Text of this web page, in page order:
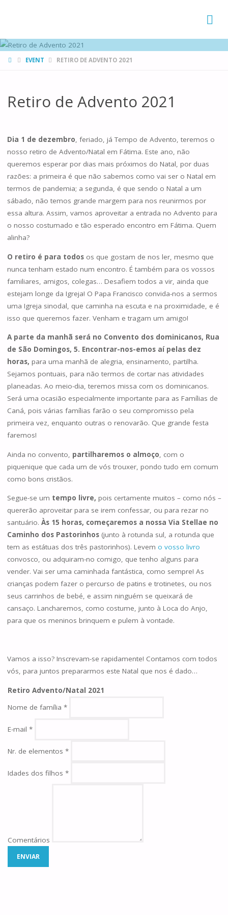
HOMEEVENT RETIRO DE ADVENTO 2021
Retiro de Advento 2021
Dia 1 de dezembro, feriado, já Tempo de Advento, teremos o
nosso retiro de Advento/Natal em Fátima. Este ano, não
queremos esperar por dias mais próximos do Natal, por duas
razões: a primeira é que não sabemos como vai ser o Natal em
termos de pandemia; a segunda, é que sendo o Natal a um
sábado, não temos grande margem para nos reunirmos por
essa altura. Assim, vamos aproveitar a entrada no Advento para
o nosso costumado e tão esperado encontro em Fátima. Quem
alinha?
O retiro é para todosos que gostam de nos ler, mesmo que
nunca tenham estado num encontro. É também para os vossos
familiares, amigos, colegas… Desafiem todos a vir, ainda que
estejam longe da Igreja! O Papa Francisco convida-nos a sermos
uma Igreja sinodal, que caminha na escuta e na proximidade, e é
isso que queremos fazer. Venham e tragam um amigo!
A parte da manhã será no Convento dos dominicanos, Rua
de São Domingos, 5. Encontrar-nos-emos aí pelas dez
horas, para uma manhã de alegria, ensinamento, partilha.
Sejamos pontuais, para não termos de cortar nas atividades
planeadas. Ao meio-dia, teremos missa com os dominicanos.
Será uma ocasião especialmente importante para as Famílias de
Caná, pois várias famílias farão o seu compromisso pela
primeira vez, enquanto outras o renovarão. Que grande festa
faremos!
Ainda no convento, partilharemos o almoço, com o
piquenique que cada um de vós trouxer, pondo tudo em comum
como bons cristãos.
Segue-se um tempo livre, pois certamente muitos – como nós –
quererão aproveitar para se irem confessar, ou para rezar no
santuário. Às 15 horas, começaremos a nossa Via Stellae no
Caminho dos Pastorinhos(junto à rotunda sul, a rotunda que
tem as estátuas dos três pastorinhos). Levem o vosso livro
convosco, ou adquiram-no comigo, que tenho alguns para
vender. Vai ser uma caminhada fantástica, como sempre! As
crianças podem fazer o percurso de patins e trotinetes, ou nos
seus carrinhos de bebé, e assim ninguém se queixará de
cansaço. Lancharemos, como costume, junto à Loca do Anjo,
para que os meninos brinquem e pulem à vontade.
Vamos a isso? Inscrevam-se rapidamente! Contamos com todos
vós, para juntos prepararmos este Natal que nos é dado…
Retiro Advento/Natal 2021
Nome de família *
E-mail *
Nr. de elementos *
Idades dos filhos *
Comentários
ENVIAR